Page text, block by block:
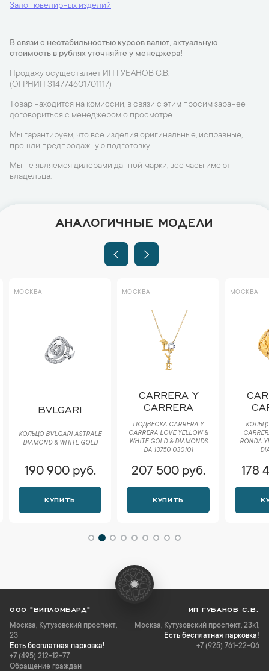
Залог ювелирных изделий
В связи с нестабильностью курсов валют, актуальную
стоимость в рублях уточняйте у менеджера!
Продажу осуществляет ИП ГУБАНОВ С.В.
(ОГРНИП 314774601701117)
Товар находится на комиссии, в связи с этим просим заранее
договориться с менеджером о просмотре.
Мы гарантируем, что все изделия оригинальные, исправные,
прошли предпродажную подготовку.
Мы не являемся дилерами данной марки, все часы имеют
владельца.
АНАЛОГИЧНЫЕ МОДЕЛИ
МОСКВА
BVLGARI
КОЛЬЦО BVLGARI ASTRALE
DIAMOND & WHITE GOLD
190 900 руб.
КУПИТЬ
МОСКВА
CARRERA Y
CARRERA
ПОДВЕСКА CARRERA Y
CARRERA LOVE YELLOW &
WHITE GOLD & DIAMONDS
DA 13750 030101
207 500 руб.
КУПИТЬ
МОСКВА
RONDA
178
ООО "ВИПЛОМБАРД"
Москва, Кутузовский проспект,
23
Есть бесплатная парковка!
+7 (495) 212-12-77
Обращение граждан
ИП ГУБАНОВ С.В.
Москва, Кутузовский проспект, 23к1,
Есть бесплатная парковка!
+7 (925) 761-22-06